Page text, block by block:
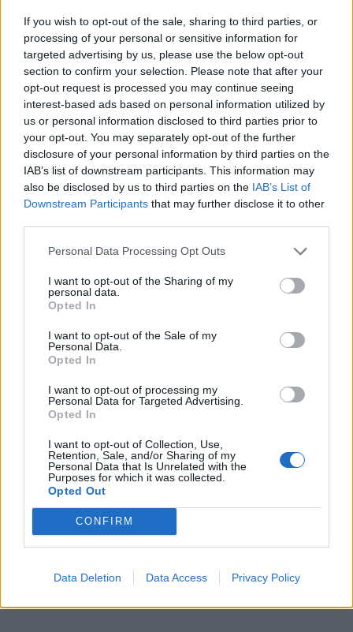
If you wish to opt-out of the sale, sharing to third parties, or
processing of your personal or sensitive information for
targeted advertising by us, please use the below opt-out
section to confirm your selection. Please note that after your
opt-out request is processed you may continue seeing
interest-based ads based on personal information utilized by
us or personal information disclosed to third parties prior to
your opt-out. You may separately opt-out of the further
disclosure of your personal information by third parties on the
IAB’s list of downstream participants. This information may
also be disclosed by us to third parties on the IAB’s List of
Downstream Participants that may further disclose it to other
Personal Data Processing Opt Outs
I want to opt-out of the Sharing of my
personal data.
Opted In
I want to opt-out of the Sale of my
Personal Data.
Opted In
I want to opt-out of processing my
Personal Data for Targeted Advertising.
Opted In
I want to opt-out of Collection, Use,
Retention, Sale, and/or Sharing of my
Personal Data that Is Unrelated with the
Purposes for which it was collected.
Opted Out
CONFIRM
Data Deletion Data Access Privacy Policy
Praia do Pedrógão assinala Dia Internacional da
Juventude dia 15 de agosto
6/08/2026
5/08/2026